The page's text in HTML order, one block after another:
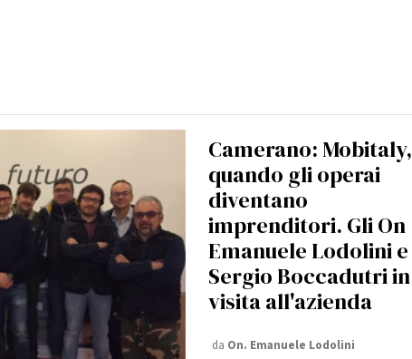
Camerano: Mobitaly,
quando gli operai
diventano
imprenditori. Gli On
Emanuele Lodolini e
Sergio Boccadutri in
visita all'azienda
da On. Emanuele Lodolini